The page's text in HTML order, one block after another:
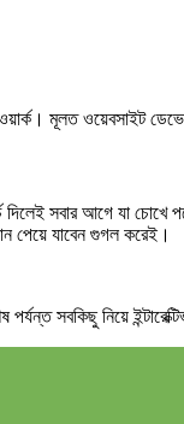
মূলত ওয়েবসাইট
সবার আগে যা চোখে
পেয়ে যাবেন গুগল করেই।
সবকিছু নিয়ে